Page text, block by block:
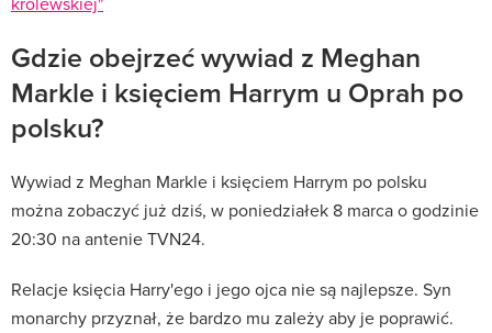
Gdzie obejrzeć wywiad z Meghan
Markle i księciem Harrym u Oprah po
polsku?
Wywiad z Meghan Markle i księciem Harrym po polsku
można zobaczyć już dziś, w poniedziałek 8 marca o godzinie
20:30 na antenie TVN24.
Relacje księcia Harry'ego i jego ojca nie są najlepsze. Syn
monarchy przyznał, że bardzo mu zależy aby je poprawić.